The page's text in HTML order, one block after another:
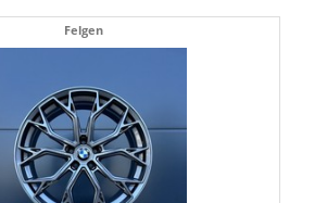
Felgen